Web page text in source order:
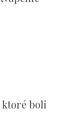
ktoré boli